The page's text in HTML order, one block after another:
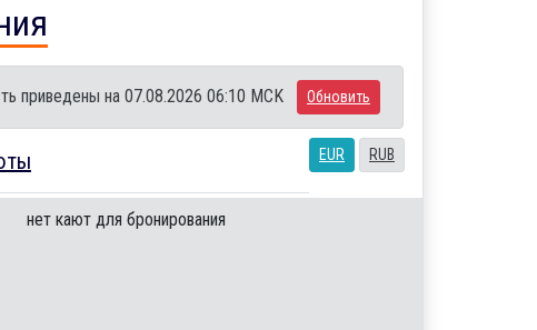
приведены на 07.08.2026 06:10 MCK Обновить
EUR RUB
нет кают для бронирования